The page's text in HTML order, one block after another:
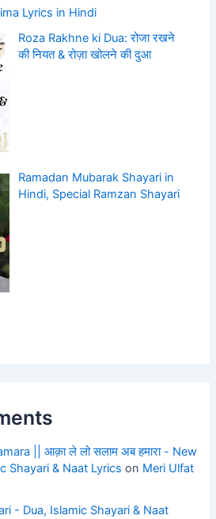
Lyrics in Hindi
Roza Rakhne ki Dua: रोजा रखने
की नियत & रोज़ा खोलने की दुआ
Ramadan Mubarak Shayari in
Hindi, Special Ramzan Shayari
|| आक़ा ले लो सलाम अब हमारा - New
Shayari & Naat Lyrics on Meri Ulfat
- Dua, Islamic Shayari & Naat